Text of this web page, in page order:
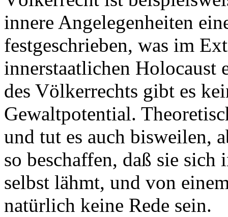
innere Angelegenheiten
festgeschrieben, was im
innerstaatlichen
des Völkerrechts gibt es
Gewaltpotential.
und tut es auch bisweilen,
so beschaffen, daß sie
selbst lähmt, und von
natürlich keine Rede sein.